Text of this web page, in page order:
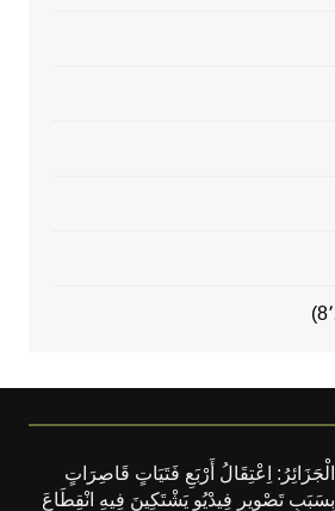
الْجَزَائِرُ: اِعْتِقَالُ أَرْبَعِ فَتَيَاتٍ قَاصِرَاتٍ
بِسَبَبِ تَصْوِيرِ فِيدْيُو يَشْتَكِينَ فِيهِ انْقِطَاعَ